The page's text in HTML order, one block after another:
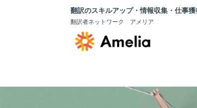
翻訳のスキルアップ・情報収集・仕事獲
翻訳者ネットワーク アメリア